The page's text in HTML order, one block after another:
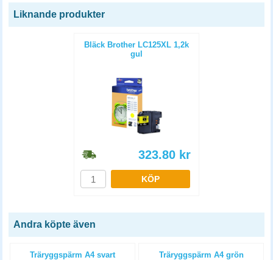
Liknande produkter
Bläck Brother LC125XL 1,2k
gul
323.80 kr
KÖP
Andra köpte även
Träryggspärm A4 svart Träryggspärm A4 grön